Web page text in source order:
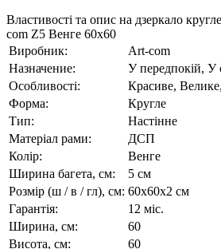
Властивості та опис на дзеркало
com Z5 Венге 60х60
Виробник:
Art-com
Назначение:
У передпокій, У
Особливості:
Красиве,
Форма:
Кругле
Тип:
Настінне
Матеріал рами:
ДСП
Колір:
Венге
Ширина багета, см:
5 см
Розмір (ш / в / гл), см: 60х60х2 см
Гарантія:
12 міс.
Ширина, см:
60
Висота, см:
60